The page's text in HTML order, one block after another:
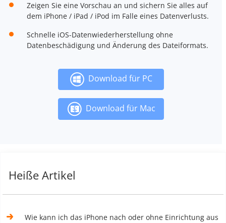
Zeigen Sie eine Vorschau an und sichern Sie alles auf
dem iPhone / iPad / iPod im Falle eines Datenverlusts.
Schnelle iOS-Datenwiederherstellung ohne
Datenbeschädigung und Änderung des Dateiformats.
Download für PC
Download für Mac
Heiße Artikel
Wie kann ich das iPhone nach oder ohne Einrichtung aus